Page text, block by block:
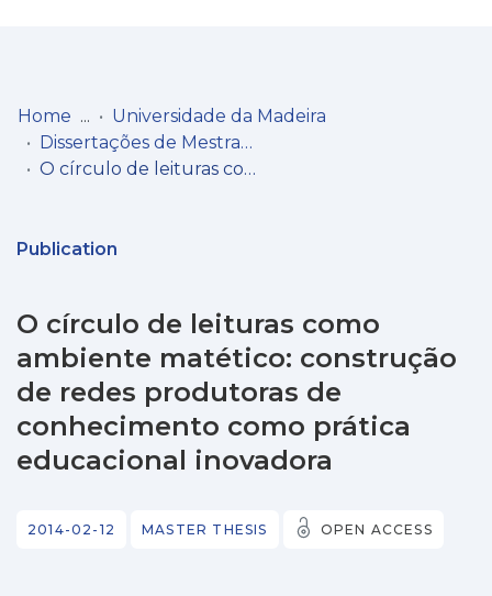
Communities
Statistics
Home
Universidade da Madeira
Dissertações de Mestrado
O círculo de leituras como ambiente matético: construção de redes produtoras de conhecimento como prática educacional inovadora
Publication
O círculo de leituras como
ambiente matético: construção
de redes produtoras de
conhecimento como prática
educacional inovadora
2014-02-12 MASTER THESIS OPEN ACCESS